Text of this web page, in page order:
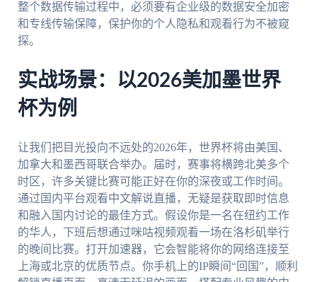
整个数据传输过程中，必须要有企业级的数据安全加密
和专线传输保障，保护你的个人隐私和观看行为不被窥
探。
实战场景：以2026美加墨世界
杯为例
让我们把目光投向不远处的2026年，世界杯将由美国、
加拿大和墨西哥联合举办。届时，赛事将横跨北美多个
时区，许多关键比赛可能正好在你的深夜或工作时间。
通过国内平台观看中文解说直播，无疑是获取即时信息
和融入国内讨论的最佳方式。假设你是一名在纽约工作
的华人，下班后想通过咪咕视频观看一场在洛杉矶举行
的晚间比赛。打开加速器，它会智能将你的网络连接至
上海或北京的优质节点。你手机上的IP瞬间“回国”，顺利